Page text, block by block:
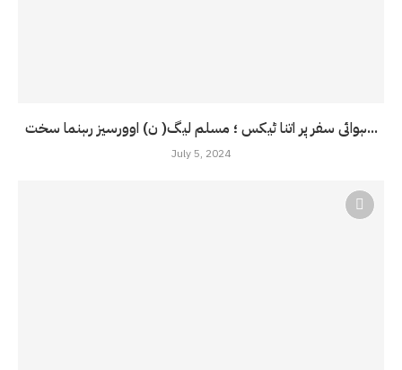
ہوائی سفر پر اتنا ٹیکس ؛ مسلم لیگ( ن) اوورسیز رہنما سخت...
July 5, 2024